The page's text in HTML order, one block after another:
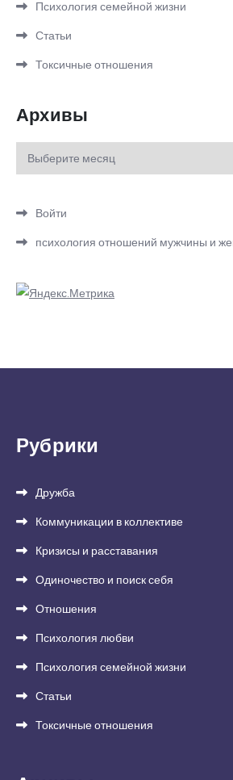
Психология семейной жизни
Статьи
Токсичные отношения
Архивы
Архивы
Войти
психология отношений мужчины и
Рубрики
Дружба
Коммуникации в коллективе
Кризисы и расставания
Одиночество и поиск себя
Отношения
Психология любви
Психология семейной жизни
Статьи
Токсичные отношения